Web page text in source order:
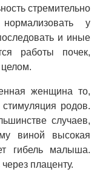
стремительно
у
и иные
работы почек,
женщина то,
родов.
случаев,
виной высокая
гибель малыша.
плаценту.